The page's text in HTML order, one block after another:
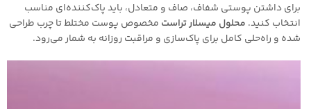
برای داشتن پوستی شفاف، صاف و متعادل، باید پاک‌کننده‌ای مناسب
انتخاب کنید. محلول میسلار تراست مخصوص پوست مختلط تا چرب طراحی
شده و راه‌حلی کامل برای پاک‌سازی و مراقبت روزانه به شمار می‌رود.